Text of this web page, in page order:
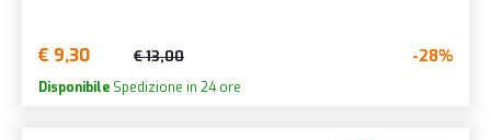
€ 9,30 € 13,00 -28%
Disponibile Spedizione in 24 ore